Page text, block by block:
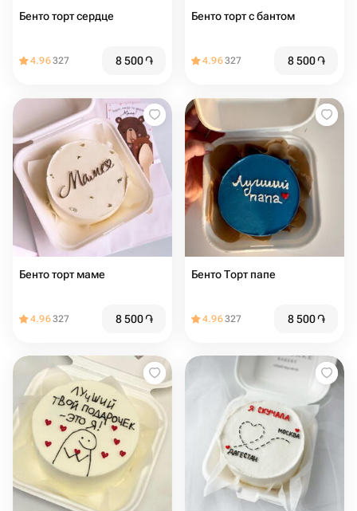
Бенто торт сердце
4.96327 8 500֏
Бенто торт с бантом
4.96327 8 500֏
Бенто торт маме
4.96327 8 500֏
Бенто Торт папе
4.96327 8 500֏